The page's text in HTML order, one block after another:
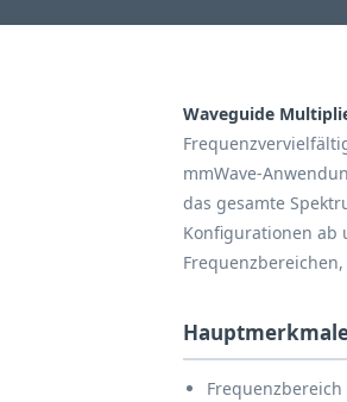
Waveguide
mmWave-
das gesamte
Konfigurationen ab
Frequenzbereich